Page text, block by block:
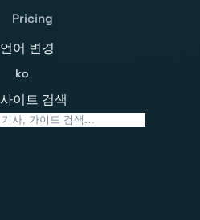
Pricing
언어 변경
ko
사이트 검색